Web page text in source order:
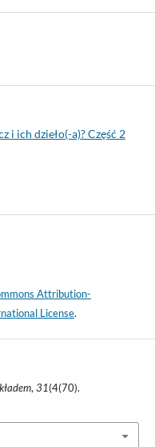
i ich dzieło(-a)? Część 2
Attribution-
License.
, 31(4(70).